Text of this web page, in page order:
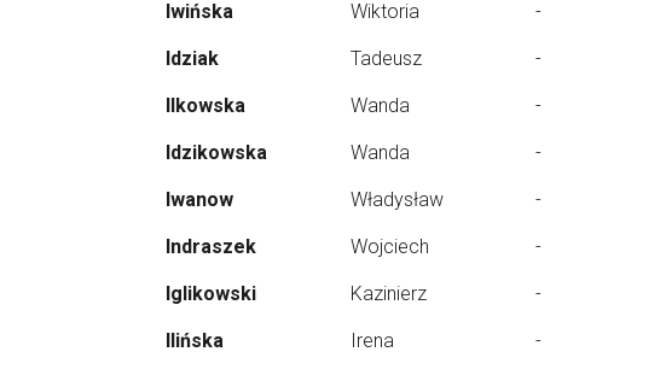
Iwińska Wiktoria -
Idziak Tadeusz -
Ilkowska Wanda -
Idzikowska Wanda -
Iwanow Władysław -
Indraszek Wojciech -
Iglikowski Kazinierz -
Ilińska Irena -